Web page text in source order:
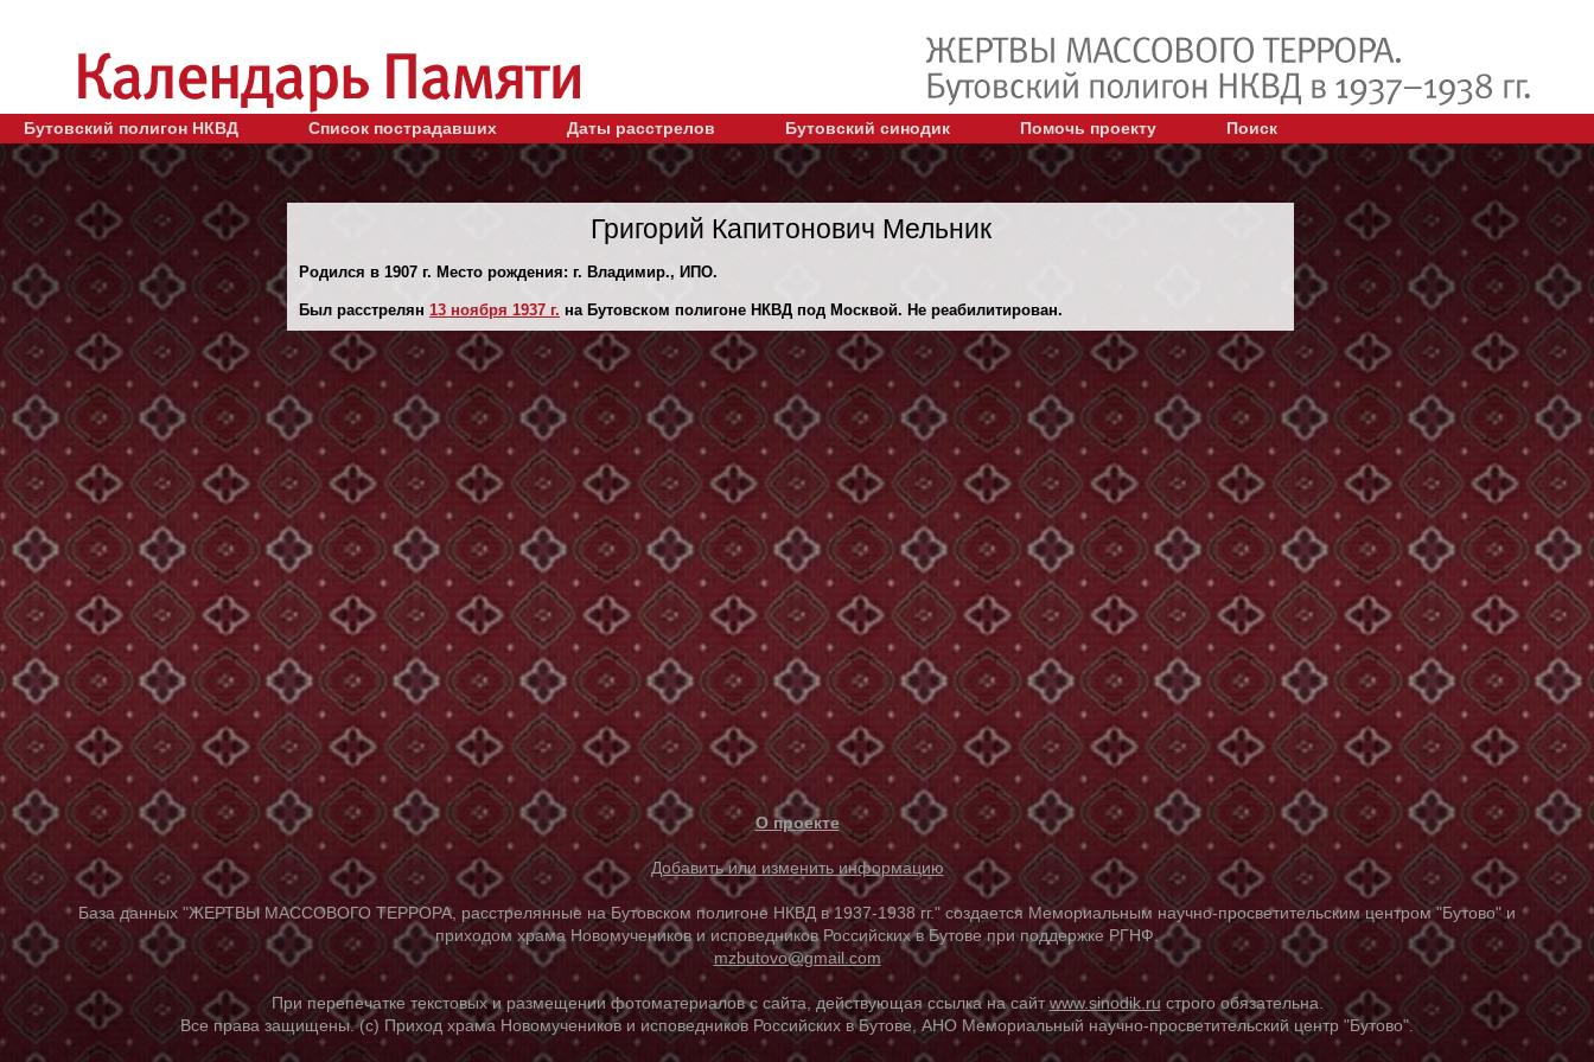
Бутовский полигон НКВД Список пострадавших Даты расстрелов Бутовский синодик Помочь проекту Поиск
Григорий Капитонович Мельник
Родился в 1907 г. Место рождения: г. Владимир., ИПО.
Был расстрелян 13 ноября 1937 г. на Бутовском полигоне НКВД под Москвой. Не реабилитирован.
О проекте
Добавить или изменить информацию
База данных "ЖЕРТВЫ МАССОВОГО ТЕРРОРА, расстрелянные на Бутовском полигоне НКВД в 1937-1938 гг." создается Мемориальным научно-просветительским центром "Бутово" и
приходом храма Новомучеников и исповедников Российских в Бутове при поддержке РГНФ.
mzbutovo@gmail.com
При перепечатке текстовых и размещении фотоматериалов с сайта, действующая ссылка на сайтwww.sinodik.ru строго обязательна.
Все права защищены. (с) Приход храма Новомучеников и исповедников Российских в Бутове, АНО Мемориальный научно-просветительский центр "Бутово".